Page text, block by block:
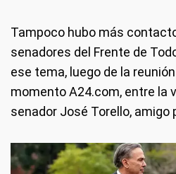
Tampoco hubo más
senadores del Frente de
ese tema, luego de la
momento A24.com, entre la
senador José Torello, amigo